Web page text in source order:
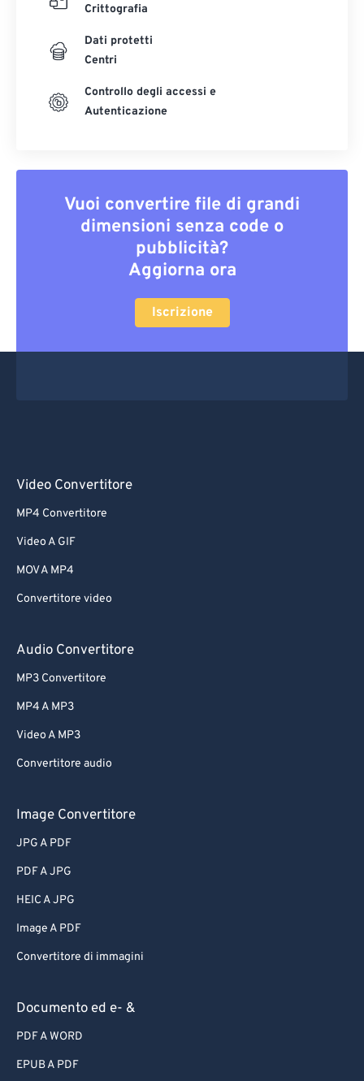
Crittografia
Dati protetti
Centri
Controllo degli accessi e
Autenticazione
Vuoi convertire file di grandi
dimensioni senza code o
pubblicità?
Aggiorna ora
Iscrizione
Video Convertitore
MP4 Convertitore
Video A GIF
MOV A MP4
Convertitore video
Audio Convertitore
MP3 Convertitore
MP4 A MP3
Video A MP3
Convertitore audio
Image Convertitore
JPG A PDF
PDF A JPG
HEIC A JPG
Image A PDF
Convertitore di immagini
Documento ed e- &
PDF A WORD
EPUB A PDF